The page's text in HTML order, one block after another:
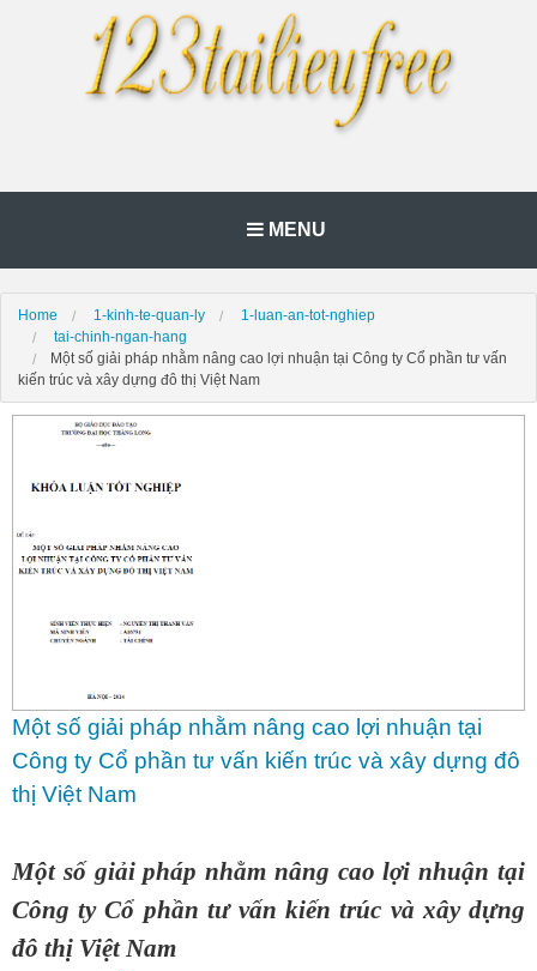
MENU
Home 1-kinh-te-quan-ly
1-luan-an-tot-nghiep
tai-chinh-ngan-hang
Một số giải pháp nhằm nâng cao lợi nhuận tại Công ty Cổ phần tư vấn
kiến trúc và xây dựng đô thị Việt Nam
Một số giải pháp nhằm nâng cao lợi nhuận tại
Công ty Cổ phần tư vấn kiến trúc và xây dựng đô
thị Việt Nam
Một số giải pháp nhằm nâng cao lợi nhuận tại
Công ty Cổ phần tư vấn kiến trúc và xây dựng
đô thị Việt Nam